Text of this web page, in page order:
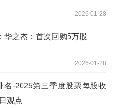
2026-01-28
华之杰：首次回购5万股
2026-01-28
名-2025第三季度股票每股收
观点